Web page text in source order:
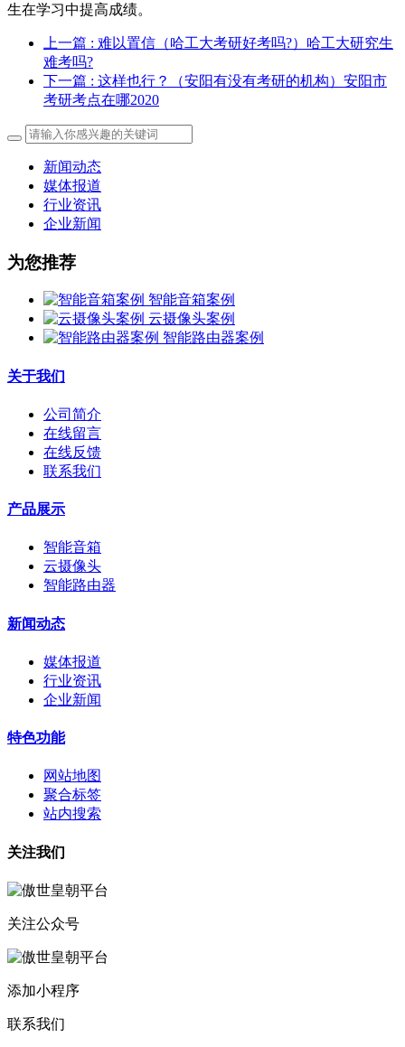
生在学习中提高成绩。
上一篇 : 难以置信（哈工大考研好考吗?）哈工大研究生
难考吗?
下一篇 : 这样也行？（安阳有没有考研的机构）安阳市
考研考点在哪2020
新闻动态
媒体报道
行业资讯
企业新闻
为您推荐
智能音箱案例
云摄像头案例
智能路由器案例
关于我们
公司简介
在线留言
在线反馈
联系我们
产品展示
智能音箱
云摄像头
智能路由器
新闻动态
媒体报道
行业资讯
企业新闻
特色功能
网站地图
聚合标签
站内搜索
关注我们
关注公众号
添加小程序
联系我们